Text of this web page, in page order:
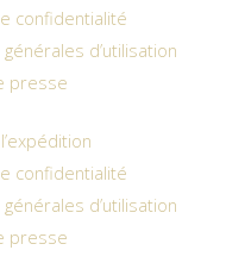
confidentialité
d’utilisation
presse
confidentialité
d’utilisation
presse